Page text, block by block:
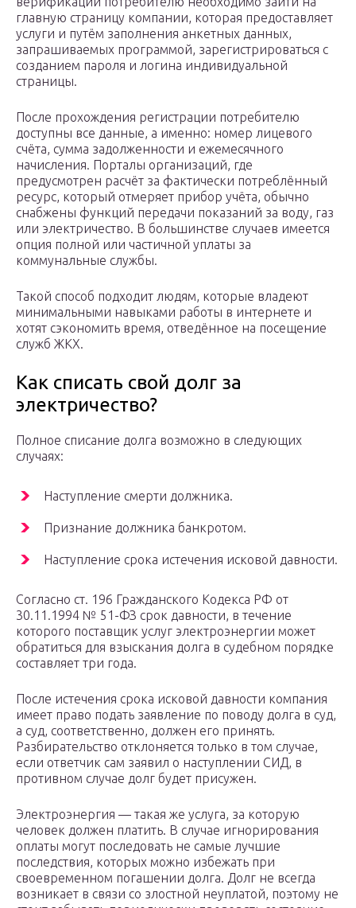
главную страницу компании, которая предоставляет
услуги и путём заполнения анкетных данных,
запрашиваемых программой, зарегистрироваться с
созданием пароля и логина индивидуальной
страницы.
После прохождения регистрации потребителю
доступны все данные, а именно: номер лицевого
счёта, сумма задолженности и ежемесячного
начисления. Порталы организаций, где
предусмотрен расчёт за фактически потреблённый
ресурс, который отмеряет прибор учёта, обычно
снабжены функций передачи показаний за воду, газ
или электричество. В большинстве случаев имеется
опция полной или частичной уплаты за
коммунальные службы.
Такой способ подходит людям, которые владеют
минимальными навыками работы в интернете и
хотят сэкономить время, отведённое на посещение
служб ЖКХ.
Как списать свой долг за
электричество?
Полное списание долга возможно в следующих
случаях:
Наступление смерти должника.
Признание должника банкротом.
Наступление срока истечения исковой давности.
Согласно ст. 196 Гражданского Кодекса РФ от
30.11.1994 № 51-ФЗ срок давности, в течение
которого поставщик услуг электроэнергии может
обратиться для взыскания долга в судебном порядке
составляет три года.
После истечения срока исковой давности компания
имеет право подать заявление по поводу долга в суд,
а суд, соответственно, должен его принять.
Разбирательство отклоняется только в том случае,
если ответчик сам заявил о наступлении СИД, в
противном случае долг будет присужен.
Электроэнергия — такая же услуга, за которую
человек должен платить. В случае игнорирования
оплаты могут последовать не самые лучшие
последствия, которых можно избежать при
своевременном погашении долга. Долг не всегда
возникает в связи со злостной неуплатой, поэтому не